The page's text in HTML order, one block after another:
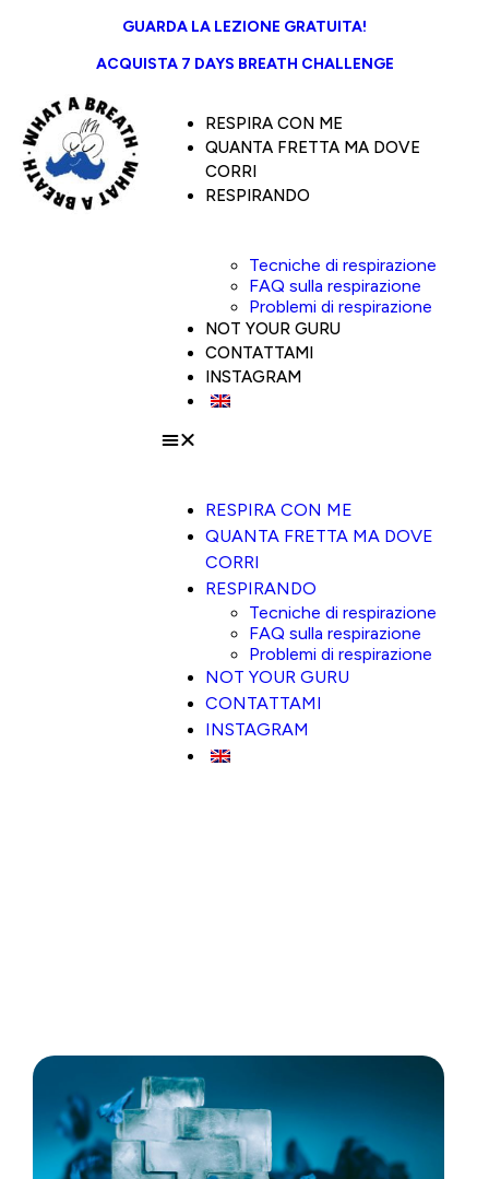
GUARDA LA LEZIONE GRATUITA!
ACQUISTA 7 DAYS BREATH CHALLENGE​
RESPIRA CON ME
QUANTA FRETTA MA DOVE
CORRI
RESPIRANDO
Tecniche di respirazione
FAQ sulla respirazione
Problemi di respirazione
NOT YOUR GURU
CONTATTAMI
INSTAGRAM
RESPIRA CON ME
QUANTA FRETTA MA DOVE
CORRI
RESPIRANDO
Tecniche di respirazione
FAQ sulla respirazione
Problemi di respirazione
NOT YOUR GURU
CONTATTAMI
INSTAGRAM